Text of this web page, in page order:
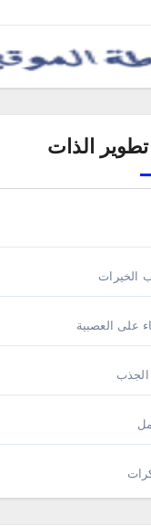
الذات
الخيرات
على العصبية
الجذب